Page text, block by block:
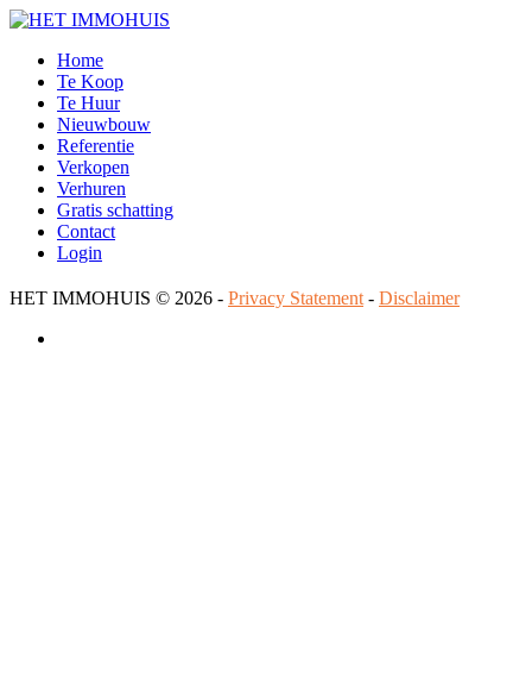
Home
Te Koop
Te Huur
Nieuwbouw
Referentie
Verkopen
Verhuren
Gratis schatting
Contact
Login
HET IMMOHUIS © 2026 - Privacy Statement - Disclaimer